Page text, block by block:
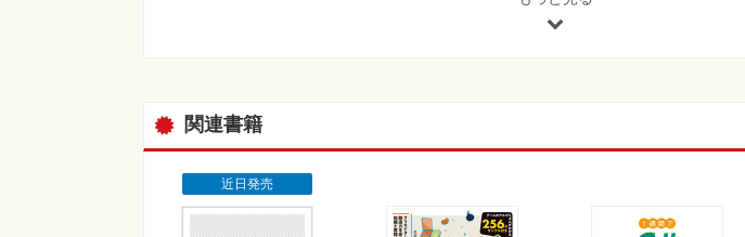
3Dモデル
テクスチャ
マテリアル
テクスチャを適用する
Prefab
関連書籍
近日発売